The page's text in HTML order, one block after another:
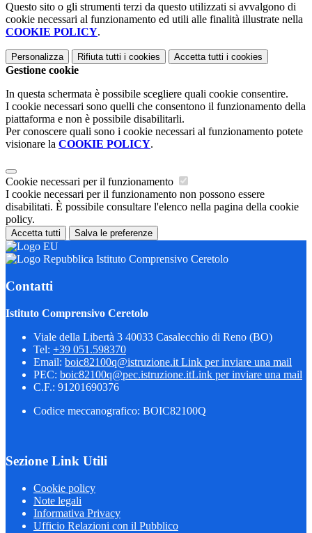
Questo sito o gli strumenti terzi da questo utilizzati si avvalgono di
cookie necessari al funzionamento ed utili alle finalità illustrate nella
COOKIE POLICY.
Personalizza Rifiuta tutti i cookies Accetta tutti i cookies
Gestione cookie
In questa schermata è possibile scegliere quali cookie consentire.
I cookie necessari sono quelli che consentono il funzionamento della
piattaforma e non è possibile disabilitarli.
Per conoscere quali sono i cookie necessari al funzionamento potete
visionare la COOKIE POLICY.
Cookie necessari per il funzionamento
I cookie necessari per il funzionamento non possono essere
disabilitati. È possibile consultare l'elenco nella pagina della cookie
policy.
Accetta tutti Salva le preferenze
Istituto Comprensivo Ceretolo
Contatti
Istituto Comprensivo Ceretolo
Viale della Libertà 3 40033 Casalecchio di Reno (BO)
Tel: +39 051.598370
Email: boic82100q@istruzione.it Link per inviare una mail
PEC: boic82100q@pec.istruzione.itLink per inviare una mail
C.F.: 91201690376
Codice meccanografico: BOIC82100Q
Sezione Link Utili
Cookie policy
Note legali
Informativa Privacy
Ufficio Relazioni con il Pubblico